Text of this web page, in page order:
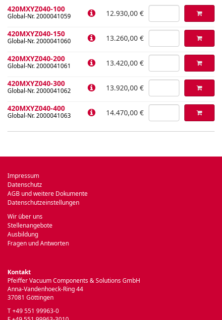
420MXYZ040-100
Global-Nr. 2000041059 12.930,00 €
420MXYZ040-150
Global-Nr. 2000041060 13.260,00 €
420MXYZ040-200
Global-Nr. 2000041061 13.420,00 €
420MXYZ040-300
Global-Nr. 2000041062 13.920,00 €
420MXYZ040-400
Global-Nr. 2000041063 14.470,00 €
Impressum
Datenschutz
AGB und weitere Dokumente
Datenschutzeinstellungen
Wir über uns
Stellenangebote
Ausbildung
Fragen und Antworten
Kontakt
Pfeiffer Vacuum Components & Solutions GmbH
Anna-Vandenhoeck-Ring 44
37081 Göttingen
T +49 551 99963-0